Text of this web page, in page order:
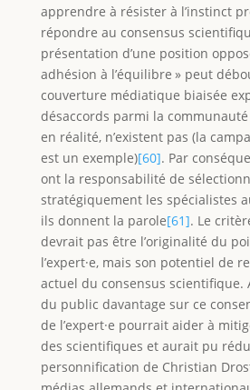
apprendre à résister à l’instinct
répondre au consensus
présentation d’une position
adhésion à l’équilibre » peut
couverture médiatique biaisée
désaccords parmi la
en réalité, n’existent pas (la
est un exemple)[60]. Par
ont la responsabilité de
stratégiquement les spécialistes
ils donnent la parole[61]. Le
devrait pas être l’originalité du
l’expert·e, mais son potentiel de
actuel du consensus scientifique.
du public davantage sur ce
de l’expert·e pourrait aider à
des scientifiques et aurait pu
personnification de Christian